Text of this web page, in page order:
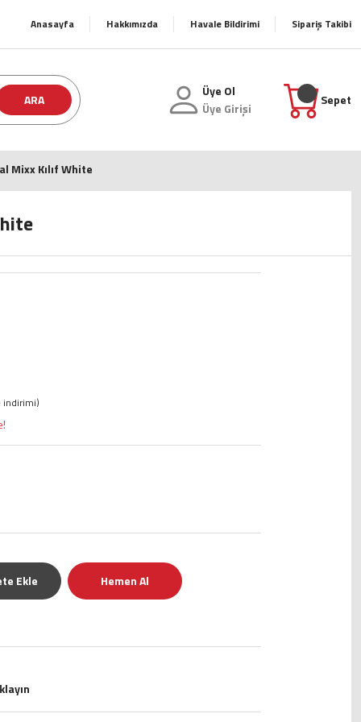
Anasayfa Hakkımızda Havale Bildirimi Sipariş Takibi
ARA
Üye Ol
Üye Girişi
Sepet
Mixx Kılıf White
indirimi)
Ekle Hemen Al